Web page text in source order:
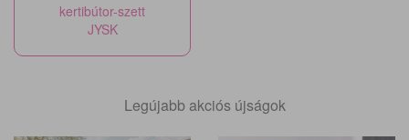
kertibútor-szett
JYSK
Legújabb akciós újságok